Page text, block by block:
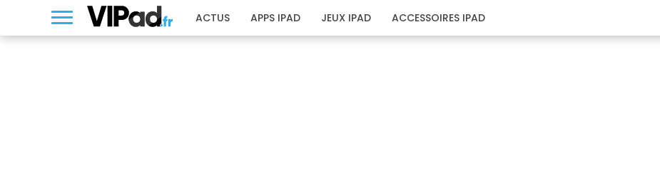
ACTUS APPS IPAD JEUX IPAD ACCESSOIRES IPAD